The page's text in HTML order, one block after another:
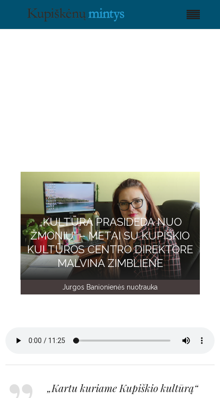
„KULTŪRA PRASIDEDA NUO
ŽMONIŲ“ – METAI SU KUPIŠKIO
KULTŪROS CENTRO DIREKTORE
MALVINA ZIMBLIENE
Jurgos Banionienės nuotrauka
„Kartu kuriame Kupiškio kultūrą“